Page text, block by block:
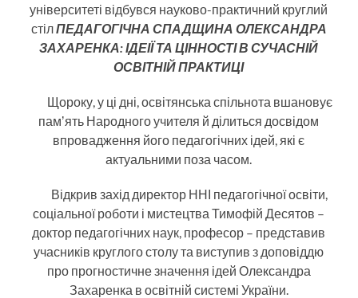
університеті відбувся науково-практичний круглий
стілПЕДАГОГІЧНА СПАДЩИНА ОЛЕКСАНДРА
ЗАХАРЕНКА:ІДЕІЇ ТА ЦІННОСТІ В СУЧАСНІЙ
ОСВІТНІЙ ПРАКТИЦІ
Щороку, у ці дні, освітянська спільнота вшановує
памʼять Народного учителя й ділиться досвідом
впровадження його педагогічних ідей, які є
актуальними поза часом.
Відкрив захід директор ННІ педагогічної освіти,
соціальної роботи і мистецтва Тимофій Десятов –
доктор педагогічних наук, професор – представив
учасників круглого столу та виступив з доповіддю
про прогностичне значення ідей Олександра
Захаренка в освітній системі України.